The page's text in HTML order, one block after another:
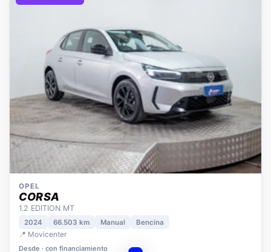
OPEL
CORSA
1.2 EDITION MT
2024 66.503 km
📍 Movicenter